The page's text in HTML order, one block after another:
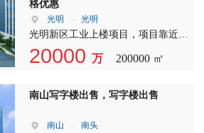
格优惠
光明 - 光明
光明新区工业上楼项目，项目靠近地
铁6号线边上，全新幕墙玻璃，现代
工艺厂房和写字楼两用，价格优惠：
20000 万 200000 ㎡
南山写字楼出售，写字楼出售
南山 - 南头